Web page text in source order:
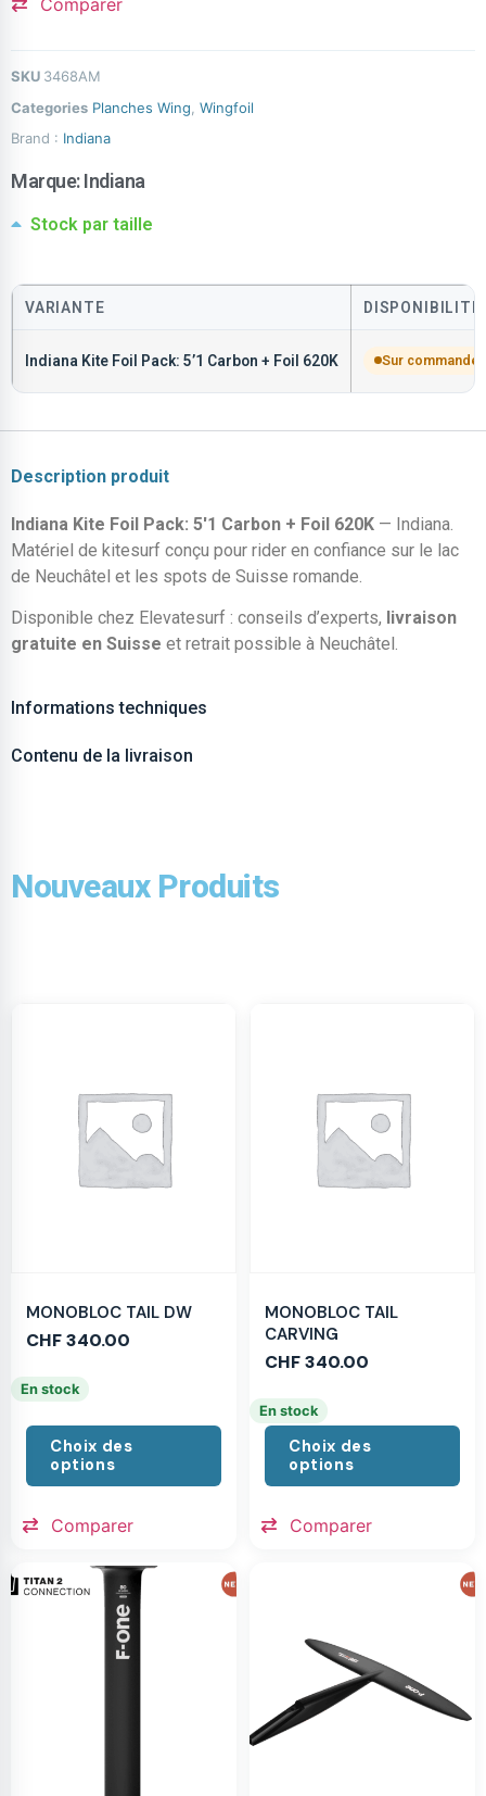
SKU 3468AM
Categories Planches Wing Wingfoil
Brand : Indiana
Marque:Indiana
Stock par taille
VARIANTE DISPONIBILITÉ
Indiana Kite Foil Pack: 5’1 Carbon + Foil 620K Sur commande
Description produit
Indiana Kite Foil Pack: 5'1 Carbon + Foil 620K — Indiana.
Matériel de kitesurf conçu pour rider en confiance sur le lac
de Neuchâtel et les spots de Suisse romande.
Disponible chez Elevatesurf : conseils d’experts, livraison
gratuite en Suisse et retrait possible à Neuchâtel.
Informations techniques
Contenu de la livraison
Nouveaux Produits
MONOBLOC TAIL DW
CHF340.00
En stock
Choix des
options
Comparer
MONOBLOC TAIL
CARVING
CHF340.00
En stock
Choix des
options
Comparer